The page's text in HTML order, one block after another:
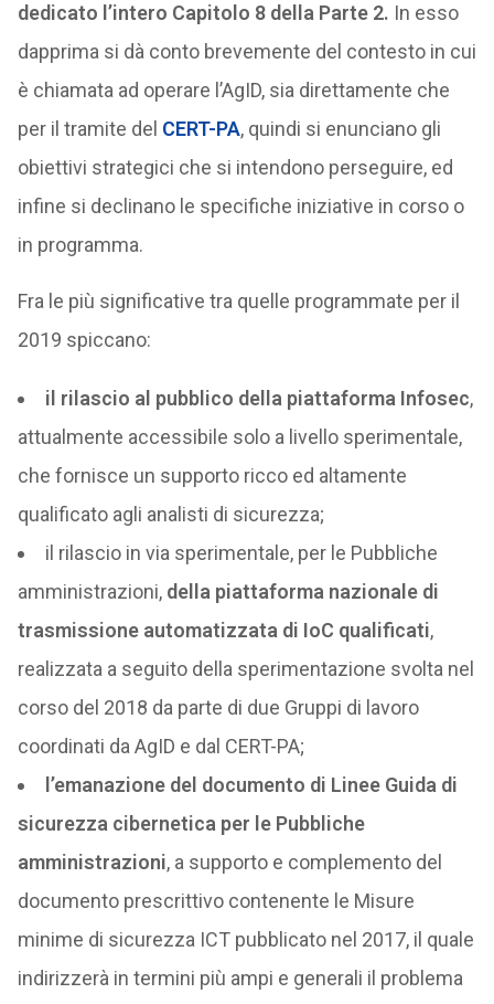
dedicato l’intero Capitolo 8 della Parte 2. In esso
dapprima si dà conto brevemente del contesto in cui
è chiamata ad operare l’AgID, sia direttamente che
per il tramite del CERT-PA, quindi si enunciano gli
obiettivi strategici che si intendono perseguire, ed
infine si declinano le specifiche iniziative in corso o
in programma.
Fra le più significative tra quelle programmate per il
2019 spiccano:
il rilascio al pubblico della piattaforma Infosec,
attualmente accessibile solo a livello sperimentale,
che fornisce un supporto ricco ed altamente
qualificato agli analisti di sicurezza;
il rilascio in via sperimentale, per le Pubbliche
amministrazioni, della piattaforma nazionale di
trasmissione automatizzata di IoC qualificati,
realizzata a seguito della sperimentazione svolta nel
corso del 2018 da parte di due Gruppi di lavoro
coordinati da AgID e dal CERT-PA;
l’emanazione del documento di Linee Guida di
sicurezza cibernetica per le Pubbliche
amministrazioni, a supporto e complemento del
documento prescrittivo contenente le Misure
minime di sicurezza ICT pubblicato nel 2017, il quale
indirizzerà in termini più ampi e generali il problema